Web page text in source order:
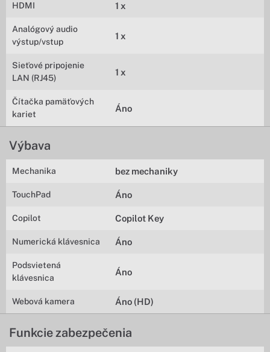
HDMI 1 x
Analógový audio
výstup/vstup
1 x
Sieťové pripojenie
LAN (RJ45)
1 x
Čítačka pamäťových
kariet
Áno
Výbava
Mechanika bez mechaniky
TouchPad Áno
Copilot Copilot Key
Numerická klávesnica Áno
Podsvietená
klávesnica
Áno
Webová kamera Áno (HD)
Funkcie zabezpečenia